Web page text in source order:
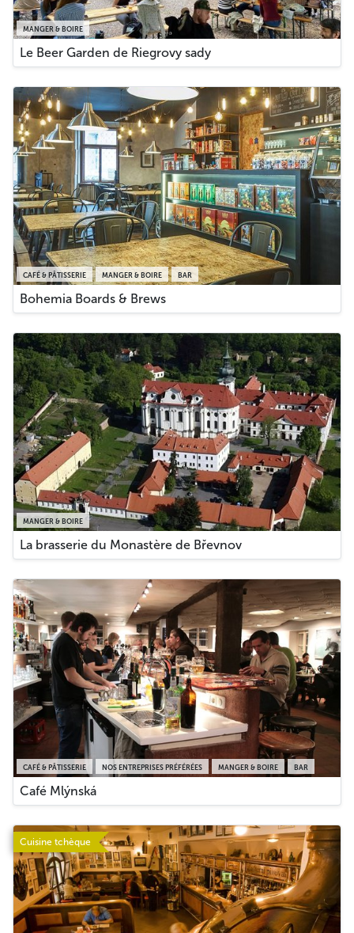
MANGER & BOIRE
Le Beer Garden de Riegrovy sady
CAFÉ & PÂTISSERIE MANGER & BOIRE BAR
Bohemia Boards & Brews
MANGER & BOIRE
La brasserie du Monastère de Břevnov
CAFÉ & PÂTISSERIE NOS ENTREPRISES PRÉFÉRÉES MANGER & BOIRE BAR
Café Mlýnská
Cuisine tchèque